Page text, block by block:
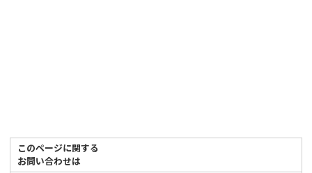
このページに関する
お問い合わせは